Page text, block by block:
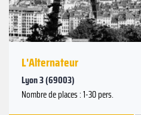
L'Alternateur
Lyon 3 (69003)
Nombre de places : 1-30 pers.